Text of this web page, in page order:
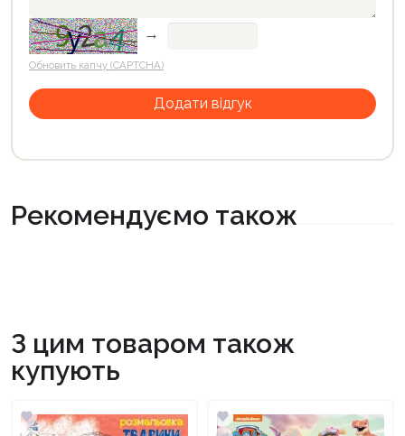
→
Обновить капчу (CAPTCHA)
Рекомендуємо також
З цим товаром також
купують